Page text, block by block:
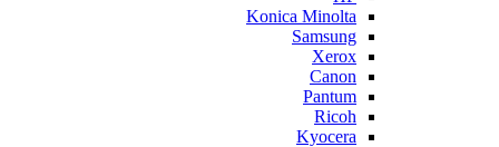
Konica Minolta
Samsung
Xerox
Canon
Pantum
Ricoh
Kyocera